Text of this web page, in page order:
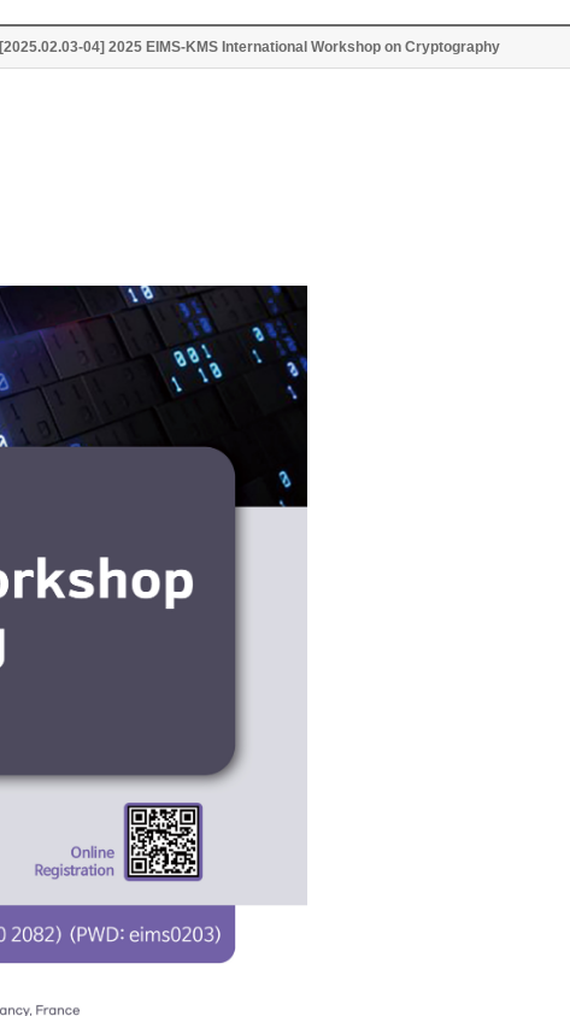
[2025.02.03-04] 2025 EIMS-KMS International Workshop on Cryptography